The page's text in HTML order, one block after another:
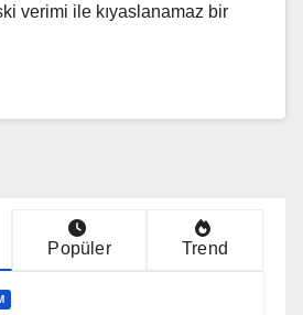
verimi ile kıyaslanamaz bir
Popüler Trend